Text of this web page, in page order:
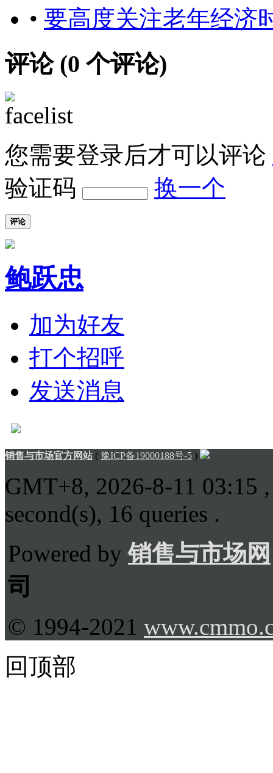
• 要高度关注老年经济
评论 (0 个评论)
您需要登录后才可以评论
验证码
换一个
评论
鲍跃忠
加为好友
打个招呼
发送消息
销售与市场官方网站( 豫ICP备19000188号-5 )
GMT+8, 2026-8-11 03:15
second(s), 16 queries .
Powered by销售与市场网
司
© 1994-2021
回顶部